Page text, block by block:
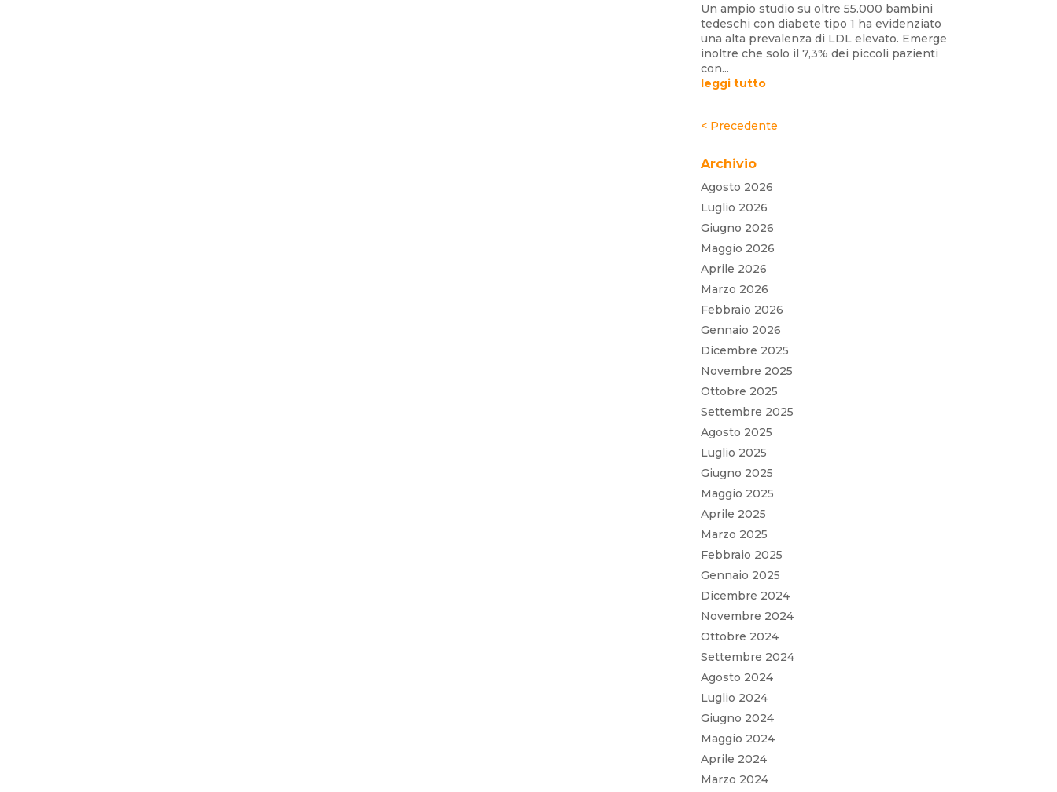
Un ampio studio su oltre 55.000 bambini
tedeschi con diabete tipo 1 ha evidenziato
una alta prevalenza di LDL elevato. Emerge
inoltre che solo il 7,3% dei piccoli pazienti
con...
leggi tutto
Archivio
Agosto 2026
Luglio 2026
Giugno 2026
Maggio 2026
Aprile 2026
Marzo 2026
Febbraio 2026
Gennaio 2026
Dicembre 2025
Novembre 2025
Ottobre 2025
Settembre 2025
Agosto 2025
Luglio 2025
Giugno 2025
Maggio 2025
Aprile 2025
Marzo 2025
Febbraio 2025
Gennaio 2025
Dicembre 2024
Novembre 2024
Ottobre 2024
Settembre 2024
Agosto 2024
Luglio 2024
Giugno 2024
Maggio 2024
Aprile 2024
Marzo 2024